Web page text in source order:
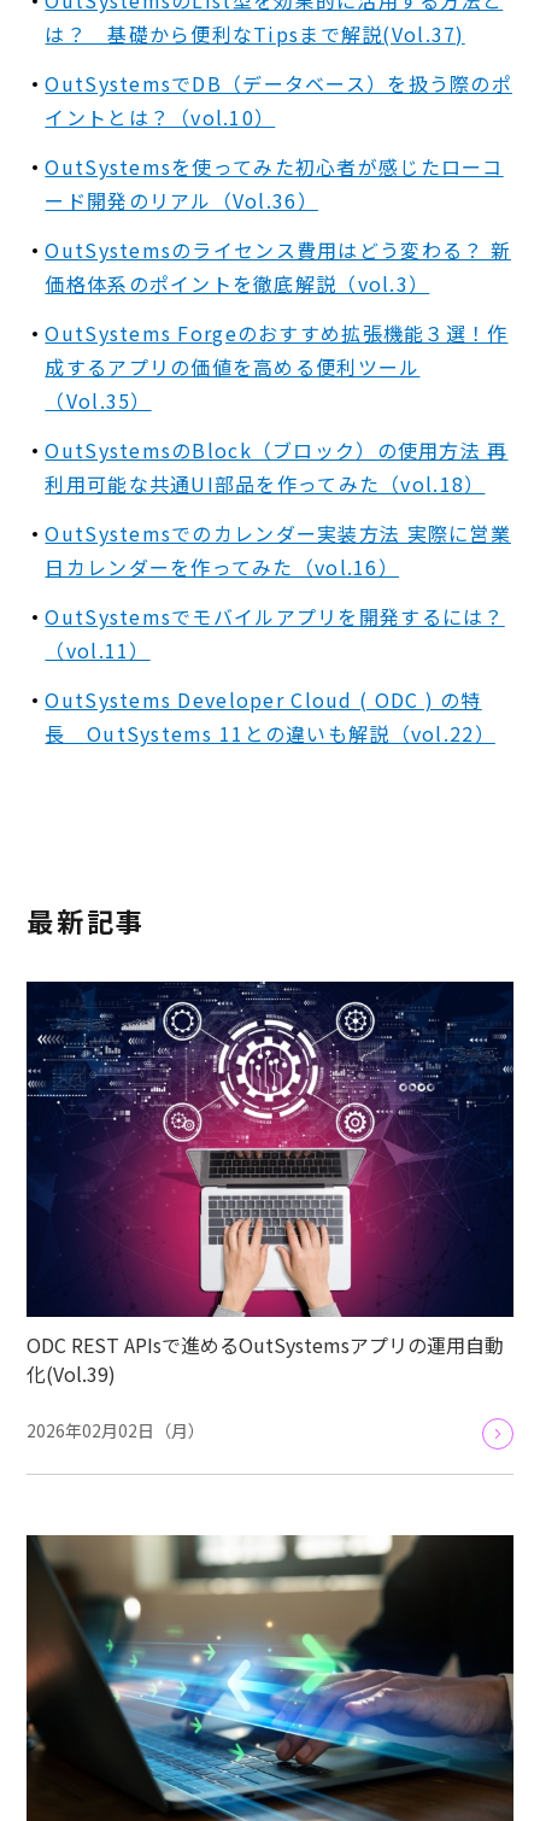
は？ 基礎から便利なTipsまで解説(Vol.37)
OutSystemsでDB（データベース）を扱う際のポ
イントとは？（vol.10）
OutSystemsを使ってみた初心者が感じたローコ
ード開発のリアル（Vol.36）
OutSystemsのライセンス費用はどう変わる？ 新
価格体系のポイントを徹底解説（vol.3）
OutSystems Forgeのおすすめ拡張機能３選！作
成するアプリの価値を高める便利ツール
（Vol.35）
OutSystemsのBlock（ブロック）の使用方法 再
利用可能な共通UI部品を作ってみた（vol.18）
OutSystemsでのカレンダー実装方法 実際に営業
日カレンダーを作ってみた（vol.16）
OutSystemsでモバイルアプリを開発するには？
（vol.11）
OutSystems Developer Cloud ( ODC ) の特
長 OutSystems 11との違いも解説（vol.22）
最新記事
ODC REST APIsで進めるOutSystemsアプリの運用自動
化(Vol.39)
2026年02月02日（月）